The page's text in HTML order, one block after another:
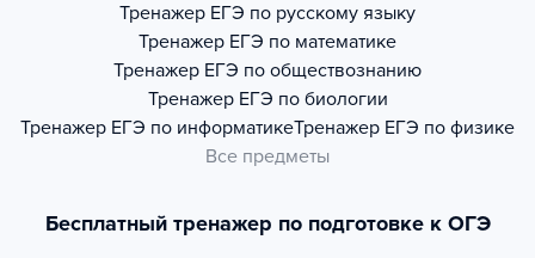
Тренажер ЕГЭ по русскому языку
Тренажер ЕГЭ по математике
Тренажер ЕГЭ по обществознанию
Тренажер ЕГЭ по биологии
Тренажер ЕГЭ по информатикеТренажер ЕГЭ по физике
Все предметы
Бесплатный тренажер по подготовке к ОГЭ